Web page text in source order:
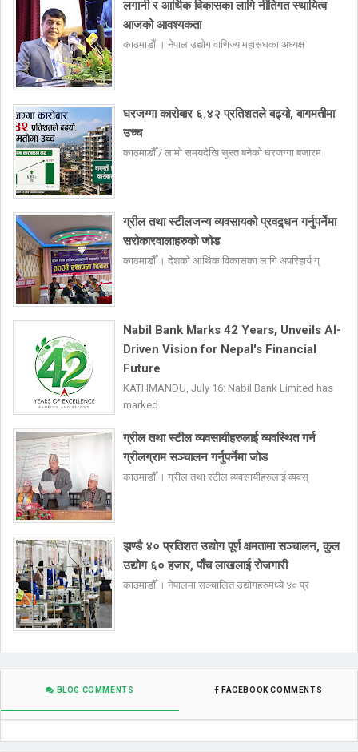
लगानी र आर्थिक विकासका लागि नीतिगत स्थायित्व
आजको आवश्यकता
काठमाडौं । नेपाल उद्योग वाणिज्य महासंघका अध्यक्ष
घरजग्गा कारोबार ६.४२ प्रतिशतले बढ्यो, बागमतीमा
उच्च
काठमाडौँ / लामो समयदेखि सुस्त बनेको घरजग्गा बजारम
ग्रील तथा स्टीलजन्य व्यवसायको प्रवद्र्धन गर्नुपर्नेमा
सरोकारवालाहरुको जोड
काठमाडौँ । देशको आर्थिक विकासका लागि अपरिहार्य ग्
Nabil Bank Marks 42 Years, Unveils AI-
Driven Vision for Nepal's Financial
Future
KATHMANDU, July 16: Nabil Bank Limited has
marked
ग्रील तथा स्टील व्यवसायीहरुलाई व्यवस्थित गर्न
ग्रीलग्राम सञ्चालन गर्नुपर्नेमा जोड
काठमाडौँ । ग्रील तथा स्टील व्यवसायीहरुलाई व्यवस्
झण्डै ४० प्रतिशत उद्योग पूर्ण क्षमतामा सञ्चालन, कुल
उद्योग ६० हजार, पाँच लाखलाई रोजगारी
काठमाडौँ । नेपालमा सञ्चालित उद्योगहरुमध्ये ४० प्र
BLOG COMMENTS FACEBOOK COMMENTS